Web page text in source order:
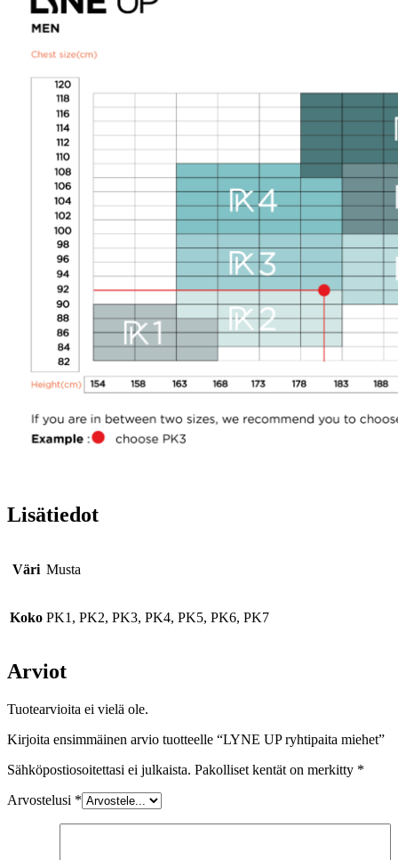
Lisätiedot
Väri Musta
Koko PK1, PK2, PK3, PK4, PK5, PK6, PK7
Arviot
Tuotearvioita ei vielä ole.
Kirjoita ensimmäinen arvio tuotteelle “LYNE UP ryhtipaita miehet”
Sähköpostiosoitettasi ei julkaista. Pakolliset kentät on merkitty *
Arvostelusi *